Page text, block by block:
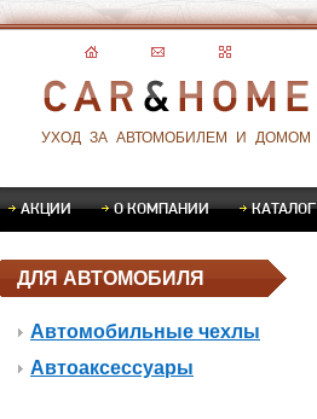
УХОД ЗА АВТОМОБИЛЕМ И ДОМОМ
АКЦИИ О КОМПАНИИ КАТАЛОГ
ДЛЯ АВТОМОБИЛЯ
Автомобильные чехлы
Автоаксессуары